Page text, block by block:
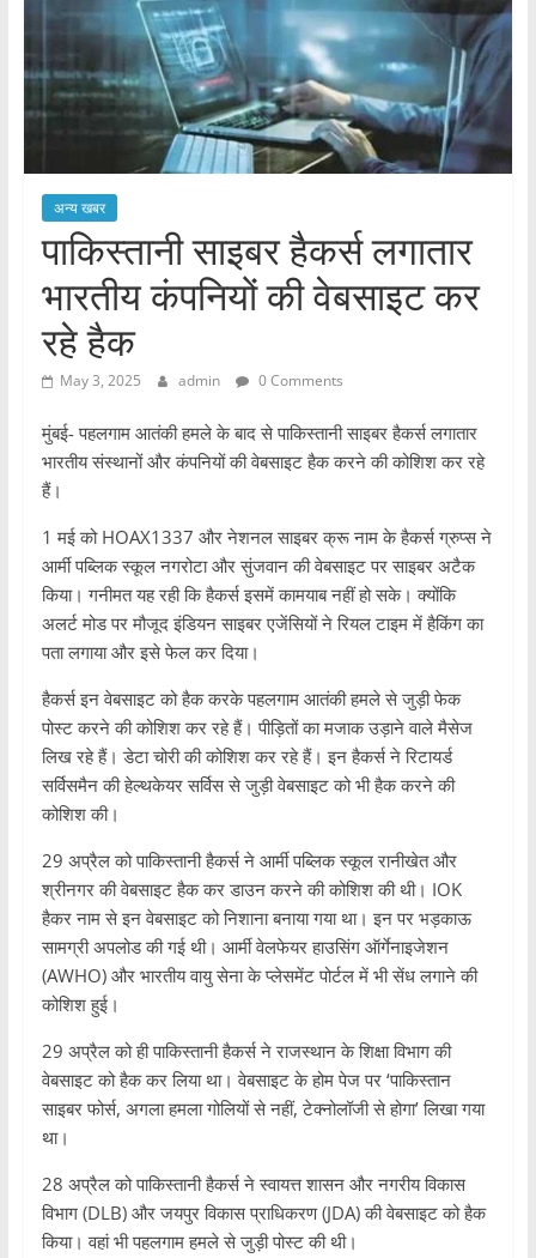
अन्य खबर
पाकिस्तानी साइबर हैकर्स लगातार
भारतीय कंपनियों की वेबसाइट कर
रहे हैक
May 3, 2025 admin 0 Comments
मुंबई- पहलगाम आतंकी हमले के बाद से पाकिस्तानी साइबर हैकर्स लगातार
भारतीय संस्थानों और कंपनियों की वेबसाइट हैक करने की कोशिश कर रहे
हैं।
1 मई को HOAX1337 और नेशनल साइबर क्रू नाम के हैकर्स ग्रुप्स ने
आर्मी पब्लिक स्कूल नगरोटा और सुंजवान की वेबसाइट पर साइबर अटैक
किया। गनीमत यह रही कि हैकर्स इसमें कामयाब नहीं हो सके। क्योंकि
अलर्ट मोड पर मौजूद इंडियन साइबर एजेंसियों ने रियल टाइम में हैकिंग का
पता लगाया और इसे फेल कर दिया।
हैकर्स इन वेबसाइट को हैक करके पहलगाम आतंकी हमले से जुड़ी फेक
पोस्ट करने की कोशिश कर रहे हैं। पीड़ितों का मजाक उड़ाने वाले मैसेज
लिख रहे हैं। डेटा चोरी की कोशिश कर रहे हैं। इन हैकर्स ने रिटायर्ड
सर्विसमैन की हेल्थकेयर सर्विस से जुड़ी वेबसाइट को भी हैक करने की
कोशिश की।
29 अप्रैल को पाकिस्तानी हैकर्स ने आर्मी पब्लिक स्कूल रानीखेत और
श्रीनगर की वेबसाइट हैक कर डाउन करने की कोशिश की थी। IOK
हैकर नाम से इन वेबसाइट को निशाना बनाया गया था। इन पर भड़काऊ
सामग्री अपलोड की गई थी। आर्मी वेलफेयर हाउसिंग ऑर्गेनाइजेशन
(AWHO) और भारतीय वायु सेना के प्लेसमेंट पोर्टल में भी सेंध लगाने की
कोशिश हुई।
29 अप्रैल को ही पाकिस्तानी हैकर्स ने राजस्थान के शिक्षा विभाग की
वेबसाइट को हैक कर लिया था। वेबसाइट के होम पेज पर ‘पाकिस्तान
साइबर फोर्स, अगला हमला गोलियों से नहीं, टेक्नोलॉजी से होगा’ लिखा गया
था।
28 अप्रैल को पाकिस्तानी हैकर्स ने स्वायत्त शासन और नगरीय विकास
विभाग (DLB) और जयपुर विकास प्राधिकरण (JDA) की वेबसाइट को हैक
किया। वहां भी पहलगाम हमले से जुड़ी पोस्ट की थी।